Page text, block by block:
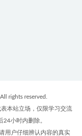
rights reserved.
本站立场，仅限学习交流
小时内删除。
用户仔细辨认内容的真实